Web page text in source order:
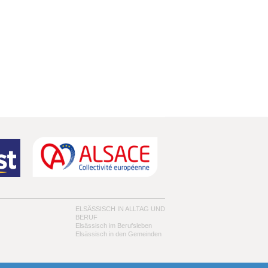
ELSÄSSISCH IN ALLTAG UND
BERUF
Elsässisch im Berufsleben
Elsässisch in den Gemeinden